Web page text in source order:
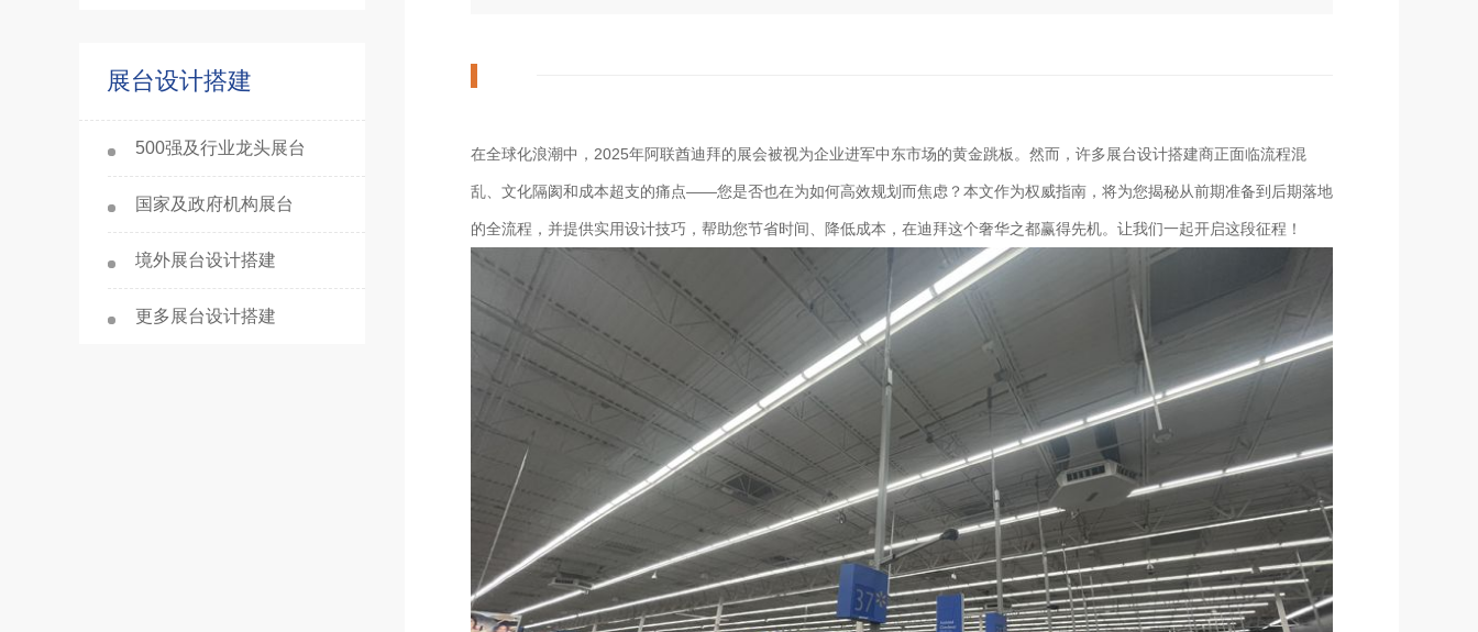
展台设计搭建
500强及行业龙头展台
国家及政府机构展台
境外展台设计搭建
更多展台设计搭建
在全球化浪潮中，2025年阿联酋迪拜的展会被视为企业进军中东市场的黄金跳板。然而，许多展台设计搭建商正面临流程混
乱、文化隔阂和成本超支的痛点——您是否也在为如何高效规划而焦虑？本文作为权威指南，将为您揭秘从前期准备到后期落地
的全流程，并提供实用设计技巧，帮助您节省时间、降低成本，在迪拜这个奢华之都赢得先机。让我们一起开启这段征程！